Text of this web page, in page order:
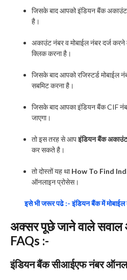
जिसके बाद आपको इंडियन बैंक अकाउंट
है।
अकाउंट नंबर व मोबाईल नंबर दर्ज
क्लिक करना है।
जिसके बाद आपको रजिस्टर्ड मोबाईल
सबमिट करना है।
जिसके बाद आपका इंडियन बैंक CIF
जाएगा।
तो इस तरह से आपइंडियन बैंक
कर सकते है।
तो दोस्तों यह थाHow To Find
ऑनलाइन प्रोसेस।
इसे भी जरूर पढे :- इंडियन बैंक में
अक्सर पूछे जाने वाले
FAQs :-
इंडियन बैंक सीआईएफ नंबर